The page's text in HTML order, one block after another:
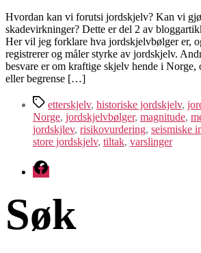
Hvordan kan vi forutsi jordskjelv? Kan vi
skadevirkninger? Dette er del 2 av
Her vil jeg forklare hva jordskjelvbølger er,
registrerer og måler styrke av jordskjelv.
besvare er om kraftige skjelv hende i Norge,
eller begrense […]
Stikkord
etterskjelv, historiske jordskjelv,
Norge, jordskjelvbølger, magnitude,
jordskjlev, risikovurdering, seismiske
store jordskjelv, tiltak, varslinger
Facebook
Søk